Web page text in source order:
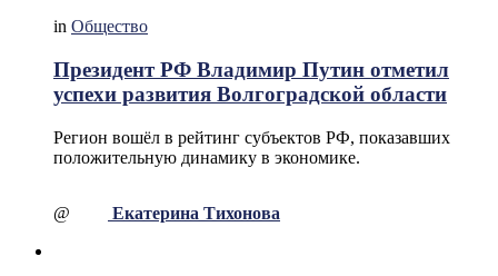
in Общество
Президент РФ Владимир Путин отметил
успехи развития Волгоградской области
Регион вошёл в рейтинг субъектов РФ, показавших
положительную динамику в экономике.
@ Екатерина Тихонова